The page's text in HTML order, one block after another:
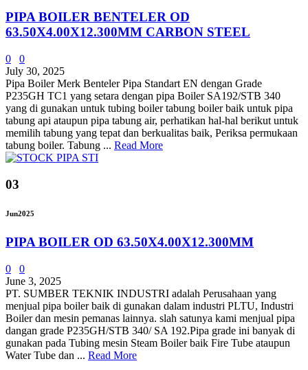
PIPA BOILER BENTELER OD
63.50X4.00X12.300MM CARBON STEEL
0
0
July 30, 2025
Pipa Boiler Merk Benteler Pipa Standart EN dengan Grade
P235GH TC1 yang setara dengan pipa Boiler SA192/STB 340
yang di gunakan untuk tubing boiler tabung boiler baik untuk pipa
tabung api ataupun pipa tabung air, perhatikan hal-hal berikut untuk
memilih tabung yang tepat dan berkualitas baik, Periksa permukaan
tabung boiler. Tabung ... Read More
03
Jun2025
PIPA BOILER OD 63.50X4.00X12.300MM
0
0
June 3, 2025
PT. SUMBER TEKNIK INDUSTRI adalah Perusahaan yang
menjual pipa boiler baik di gunakan dalam industri PLTU, Industri
Boiler dan mesin pemanas lainnya. slah satunya kami menjual pipa
dangan grade P235GH/STB 340/ SA 192.Pipa grade ini banyak di
gunakan pada Tubing mesin Steam Boiler baik Fire Tube ataupun
Water Tube dan ... Read More